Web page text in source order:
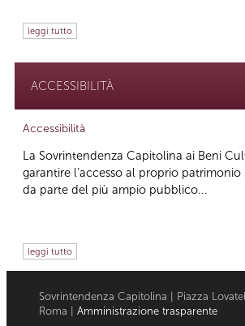
leggi tutto
ACCESSIBILITÀ
Accessibilità
La Sovrintendenza Capitolina ai Beni
garantire l’accesso al proprio
da parte del più ampio pubblico...
leggi tutto
Sovrintendenza Capitolina | Piazza
Roma | Amministrazione trasparente